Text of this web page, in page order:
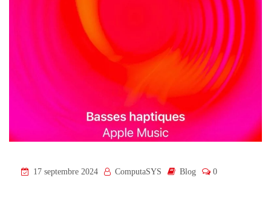
17 septembre 2024 ComputaSYS Blog 0